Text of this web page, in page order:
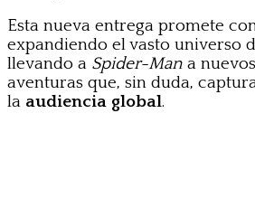
Esta nueva entrega promete
expandiendo el vasto universo
llevando a Spider-Man a
aventuras que, sin duda,
la audiencia global.